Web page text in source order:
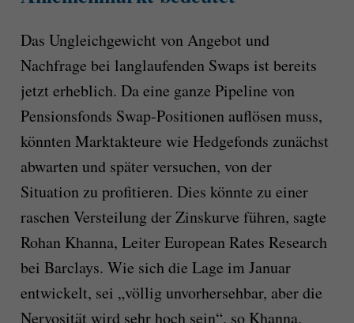
Das Ungleichgewicht von Angebot und
Nachfrage bei langlaufenden Swaps ist bereits
jetzt erheblich. Da eine ganze Pipeline von
Pensionsfonds Swap-Positionen auflösen muss,
könnten Marktakteure wie Hedgefonds zunächst
abwarten und später versuchen, von der
Situation zu profitieren. Dies könnte zu einer
raschen Versteilung der Zinskurve führen, sagte
Rohan Khanna, Leiter European Rates Research
bei Barclays. Wie sich die Lage im Januar
entwickelt, sei „völlig unvorhersehbar, aber die
Nervosität wird sehr hoch sein“, so Khanna.